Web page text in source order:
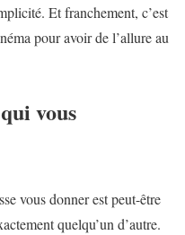
Et franchement, c’est
pour avoir de l’allure au
vous
vous donner est peut-être
quelqu’un d’autre.